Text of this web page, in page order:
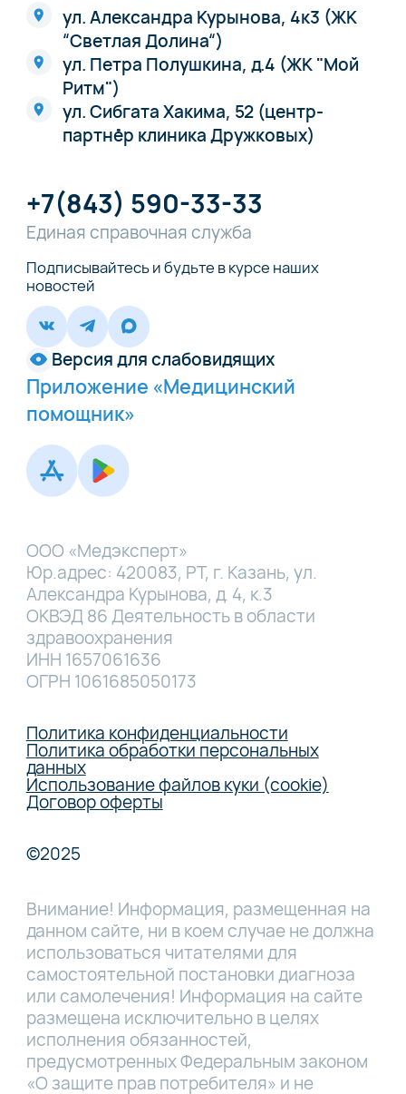
ул. Александра Курынова, 4к3 (ЖК
“Светлая Долина“)
ул. Петра Полушкина, д.4 (ЖК "Мой
Ритм")
ул. Сибгата Хакима, 52 (центр-
партнёр клиника Дружковых)
+7(843) 590-33-33
Единая справочная служба
Подписывайтесь и будьте в курсе наших
новостей
Версия для слабовидящих
Приложение «Медицинский
помощник»
ООО «Медэксперт»
Юр.адрес: 420083, РТ, г. Казань, ул.
Александра Курынова, д. 4, к.3
ОКВЭД 86 Деятельность в области
здравоохранения
ИНН 1657061636
ОГРН 1061685050173
Политика конфиденциальности
Политика обработки персональных
данных
Использование файлов куки (cookie)
Договор оферты
©2025
Внимание! Информация, размещенная на
данном сайте, ни в коем случае не должна
использоваться читателями для
самостоятельной постановки диагноза
или самолечения! Информация на сайте
размещена исключительно в целях
исполнения обязанностей,
предусмотренных Федеральным законом
«О защите прав потребителя» и не